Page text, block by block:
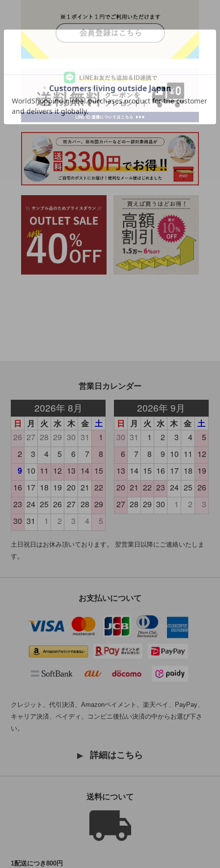
営業日カレンダー
土日祝日はお休み頂いております。 翌営業日以降にご連絡いたしま
す。
お支払いについて
クレジット、代引決済、Amazonペイメント、楽天ペイ、PayPay、
キャリア決済、ペイディ、コンビニ後払い決済の中からお選び下さ
い。
詳細はこちら
送料について
1配送につき800円